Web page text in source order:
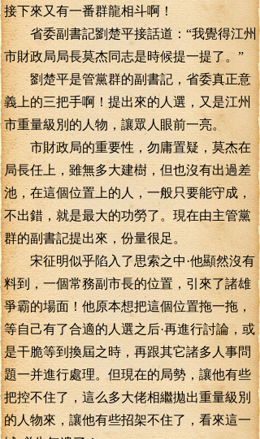
接下來又有一番群龍相斗啊！
省委副書記劉楚平接話道：“我覺得江州
市財政局局長莫杰同志是時候提一提了。”
劉楚平是管黨群的副書記，省委真正意
義上的三把手啊！提出來的人選，又是江州
市重量級別的人物，讓眾人眼前一亮。
市財政局的重要性，勿庸置疑，莫杰在
局長任上，雖無多大建樹，但也沒有出過差
池，在這個位置上的人，一般只要能守成，
不出錯，就是最大的功勞了。現在由主管黨
群的副書記提出來，份量很足。
宋征明似乎陷入了思索之中·他顯然沒有
料到，一個常務副市長的位置，引來了諸雄
爭霸的場面！他原本想把這個位置拖一拖，
等自己有了合適的人選之后·再進行討論，或
是干脆等到換屆之時，再跟其它諸多人事問
題一并進行處理。但現在的局勢，讓他有些
把控不住了，這么多大佬相繼拋出重量級別
的人物來，讓他有些招架不住了，看來這一